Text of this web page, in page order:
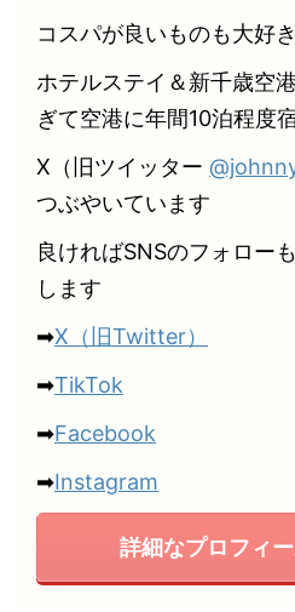
コスパが良いものも大好き
ホテルステイ＆新千歳空
ぎて空港に年間10泊程度宿
X（旧ツイッター
つぶやいています
良ければSNSのフォロー
します
➡X（旧Twitter）
➡TikTok
➡Facebook
➡Instagram
詳細なプロフィ